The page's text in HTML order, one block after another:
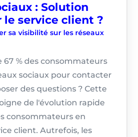
: Solution
le service client ?
sa visibilité sur les réseaux
67 % des consommateurs
sociaux pour contacter
des questions ? Cette
de l'évolution rapide
consommateurs en
client. Autrefois, les